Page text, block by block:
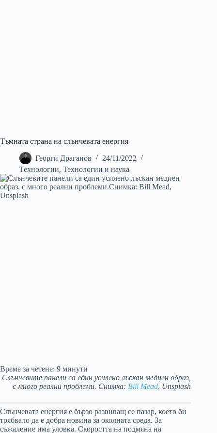
Тъмната страна на слънчевата енергия
Георги Драганов
24/11/2022
Технологии, Технологии и наука
Време за четене: 9 минути
Слънчевите панели са един усилено лъскан медиен образ,
с много реални проблеми. Снимка: Bill Mead , Unsplash
Слънчевата енергия е бързо развиващ се пазар, което би
трябвало да е добра новина за околната среда. За
съжаление има уловка. Скоростта на подмяна на